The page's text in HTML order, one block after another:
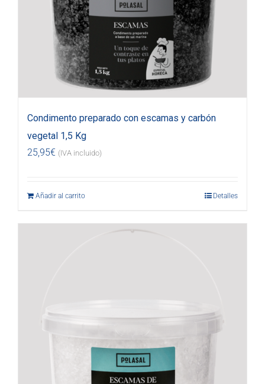
Condimento preparado con escamas y carbón
vegetal 1,5 Kg
25,95€ (IVA incluido)
Añadir al carrito Detalles